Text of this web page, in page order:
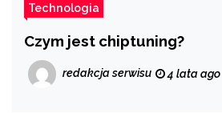
Technologia
Czym jest chiptuning?
redakcja serwisu 4 lata ago